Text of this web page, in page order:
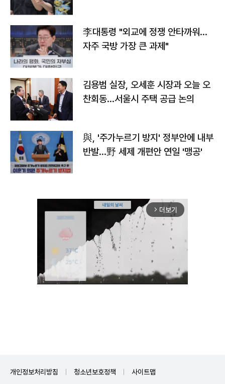
李대통령 "외교에 정쟁 안타까워…
자주 국방 가장 큰 과제"
김용범 실장, 오세훈 시장과 오늘 오
찬회동...서울시 주택 공급 논의
與, '주가누르기 방지' 정부안에 내부
반발…野 세제 개편안 연일 '맹공'
arrow_forward_ios 더보기
개인정보처리방침 청소년보호정책 사이트맵